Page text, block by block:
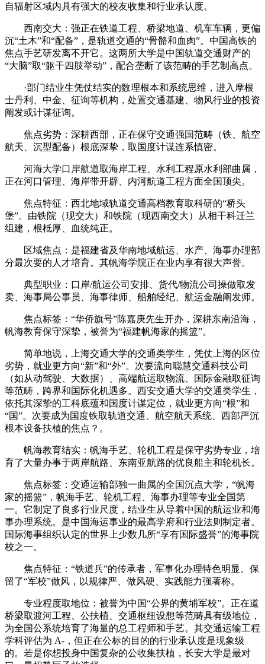
自辐射区域内具有强大的校友收集和行业承认度。
西南交大：强正在铁道工程、桥梁地道、机车车辆，更偏
沉“土木”和“配备”，是轨道交通的“骨骼和血肉”。中国高铁的
焦点手艺研发离不开它。这两所大学是中国轨道交通财产的
“大脑”取“躯干四肢举动”，配合垄断了该范畴的手艺制高点。
·部门结业生凭仗结实的数理根本和系统思维，进入摩根
士丹利、中金、征询等机构，处置交通基建、物风行业的投资
阐发或计谋征询。
焦点劣势：深耕西部，正在保守交通强国范畴（铁、航空
航天、沉型配备）根底深挚，取国度计谋连系慎密。
河海大学口岸航道取海岸工程、水利工程原水利部曲属，
正在河口管理、海岸带开辟、内河航道工程方面全国顶尖。
焦点特征：西北地域轨道交通高档教育取科研的“桥头
堡”。由铁院（现交大）和铁院（现西南交大）从相干科迁兰
组建，根柢厚、血统纯正。
区域焦点：是福建省及华南地域航运、水产、海事办理部
分最次要的人才培育。其帆海学院正在业内享有很大声誉。
典型职业：口岸/航运公司安排、货代/物流公司操做取发
卖、海事局公事员、海事律师、船舶经纪、航运金融阐发师。
焦点标签：“华侨旗号”陈嘉庚先生开办，深耕东南沿海，
帆海教育保守深挚，被誉为“福建帆海家的摇篮”。
简单地说，上海交通大学的交通类学生，凭仗上海的区位
劣势，就业更方向“新”和“外”。次要流向聪慧交通科技公司
（如从动驾驶、大数据）、高端航运取物流、国际金融取征询
等范畴，跨界和国际化机遇多。西安交通大学的交通类学生，
依托其深挚的工科底蕴和国度计谋定位，就业更方向“根”和
“国”。次要成为国度铁取轨道交通、航空航天系统、西部严沉
根本设备扶植的焦点？。
帆海教育结实：帆海手艺、轮机工程是保守劣势专业，培
育了大量办事于两岸航路、东南亚航路的优良船主和轮机长。
焦点标签：交通运输部独一曲属的全国沉点大学，“帆海
家的摇篮”，帆海手艺、轮机工程、海事办理等专业全国第
一。它制定了良多行业尺度，结业生从导着中国的航运业和海
事办理系统。是中国海运事业的最高学府和行业法则制定者。
国际海事组织认定的世界上少数几所“享有国际盛誉”的海事院
校之一。
焦点特征：“铁道兵”的传承者，军事化办理特色明显。保
留了“军校”做风，以规律严、做风硬、实践能力强著称。
专业程度取地位：被誉为中国“公界的黄埔军校”。正在道
桥梁取渡河工程、公扶植、交通枢纽设想等范畴具有级地位，
为全国公系统培育了海量的总工程师和手艺。其交通运输工程
学科评估为 A-，但正在公标的目的的行业承认度是现象级
的。若是你想投身中国复杂的公收集扶植，长安大学是最对